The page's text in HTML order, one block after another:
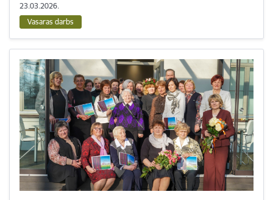
23.03.2026.
Vasaras darbs